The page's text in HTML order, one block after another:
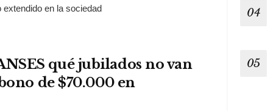
extendido en la sociedad
qué jubilados no van
de $70.000 en